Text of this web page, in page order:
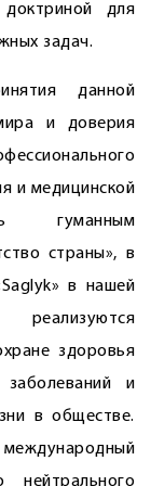
для
задач.
данной
и доверия
и медицинской
гуманным
страны», в
в нашей
здоровья
заболеваний и
в обществе.
нейтрального